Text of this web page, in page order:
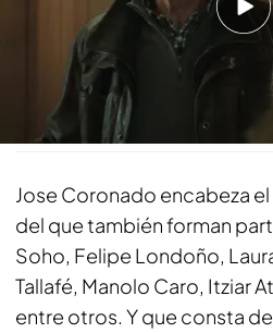
Los domingos, a partir de
'BeMad'
Compartir
Jose Coronado encabeza
del que también forman
Soho, Felipe Londoño,
Tallafé, Manolo Caro, Itziar
entre otros. Y que consta